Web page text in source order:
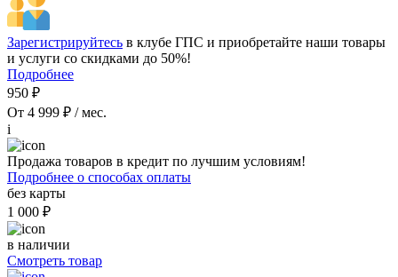
Зарегистрируйтесь в клубе ГПС и приобретайте наши товары
и услуги со скидками до 50%!
Подробнее
950 ₽
От 4 999 ₽ / мес.
i
Продажа товаров в кредит по лучшим условиям!
Подробнее о способах оплаты
без карты
1 000 ₽
в наличии
Смотреть товар